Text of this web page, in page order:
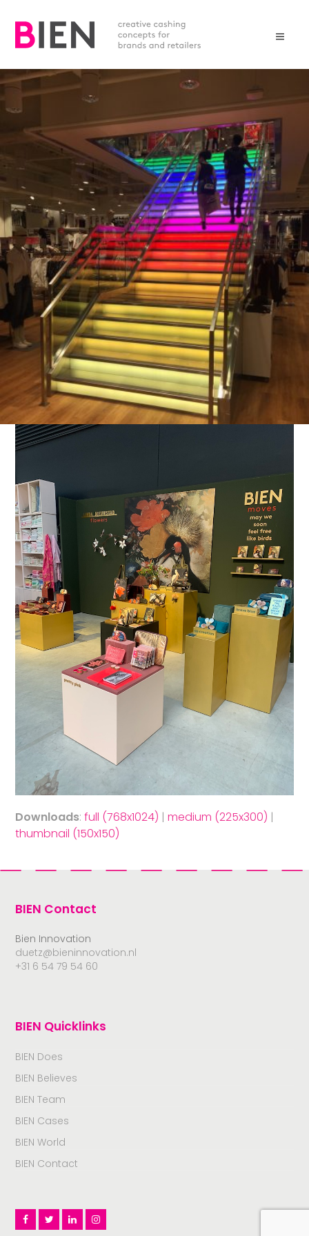
Downloads:full (768x1024) |medium (225x300) |
thumbnail (150x150)
BIEN Contact
Bien Innovation
duetz@bieninnovation.nl
+31 6 54 79 54 60
BIEN Quicklinks
BIEN Does
BIEN Believes
BIEN Team
BIEN Cases
BIEN World
BIEN Contact